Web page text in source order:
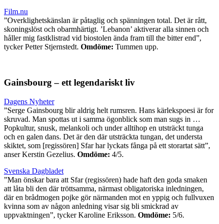
Film.nu
”Overklighetskänslan är påtaglig och spänningen total. Det är rått,
skoningslöst och obarmhärtigt. ’Lebanon’ aktiverar alla sinnen och
håller mig fastklistrad vid biostolen ända fram till the bitter end”,
tycker Petter Stjernstedt. Omdöme: Tummen upp.
Gainsbourg – ett legendariskt liv
Dagens Nyheter
”Serge Gainsbourg blir aldrig helt rumsren. Hans kärlekspoesi är for
skruvad. Man spottas ut i samma ögonblick som man sugs in …
Popkultur, snusk, melankoli och under alltihop en utsträckt tunga
och en galen dans. Det är den där utsträckta tungan, det understa
skiktet, som [regissören] Sfar har lyckats fånga på ett storartat sätt”,
anser Kerstin Gezelius. Omdöme: 4/5.
Svenska Dagbladet
”Man önskar bara att Sfar (regissören) hade haft den goda smaken
att låta bli den där tröttsamma, närmast obligatoriska inledningen,
där en brådmogen pojke gör närmanden mot en yppig och fullvuxen
kvinna som av någon anledning visar sig bli smickrad av
uppvaktningen”, tycker Karoline Eriksson. Omdöme: 5/6.